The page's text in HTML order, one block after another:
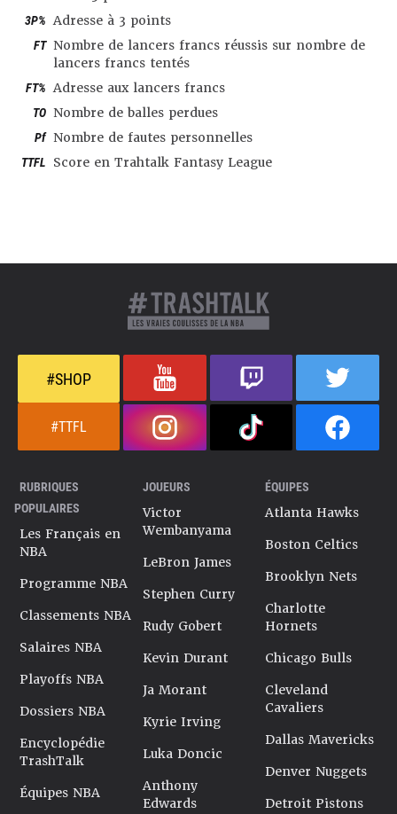
3P% Adresse à 3 points
FT Nombre de lancers francs réussis sur nombre de
lancers francs tentés
FT% Adresse aux lancers francs
TO Nombre de balles perdues
Pf Nombre de fautes personnelles
TTFL Score en Trahtalk Fantasy League
#SHOP
#TTFL
RUBRIQUES
POPULAIRES
Les Français en
NBA
Programme NBA
Classements NBA
Salaires NBA
Playoffs NBA
Dossiers NBA
Encyclopédie
TrashTalk
Équipes NBA
JOUEURS
Victor
Wembanyama
LeBron James
Stephen Curry
Rudy Gobert
Kevin Durant
Ja Morant
Kyrie Irving
Luka Doncic
Anthony
Edwards
ÉQUIPES
Atlanta Hawks
Boston Celtics
Brooklyn Nets
Charlotte
Hornets
Chicago Bulls
Cleveland
Cavaliers
Dallas Mavericks
Denver Nuggets
Detroit Pistons